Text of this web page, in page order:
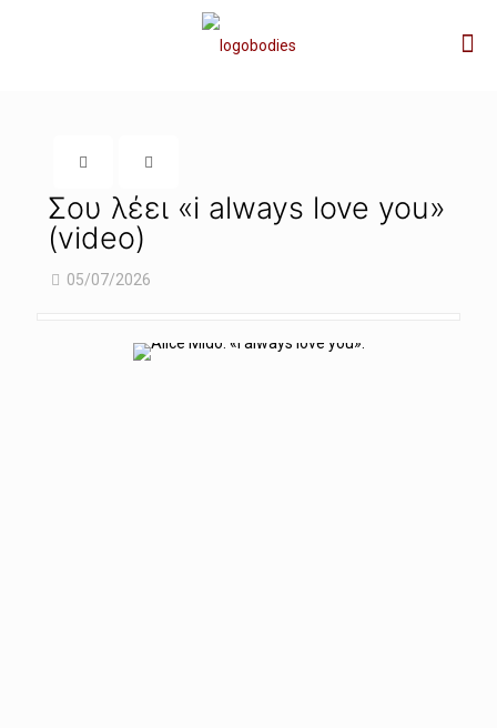
Σου λέει «i always love you»
(video)
05/07/2026